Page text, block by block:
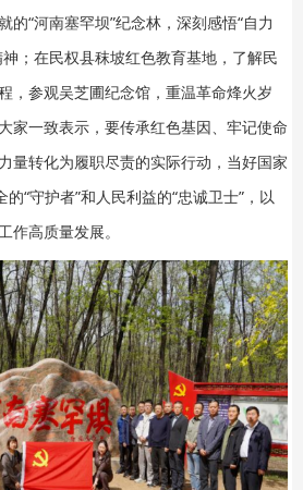
的“河南塞罕坝”纪念林，深刻感悟“自力
；在民权县秣坡红色教育基地，了解民
，参观吴芝圃纪念馆，重温革命烽火岁
家一致表示，要传承红色基因、牢记使命
量转化为履职尽责的实际行动，当好国家
的“守护者”和人民利益的“忠诚卫士”，以
作高质量发展。